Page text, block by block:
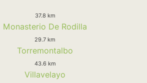
37.8 km
Monasterio De Rodilla
29.7 km
Torremontalbo
43.6 km
Villavelayo